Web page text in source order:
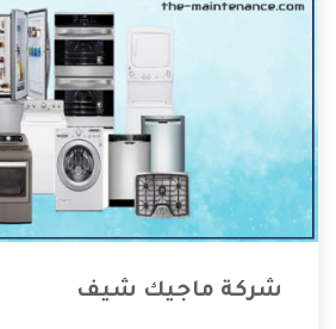
شركة ماجيك شيف